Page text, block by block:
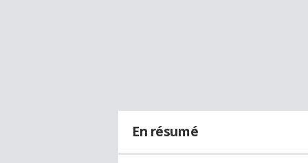
En résumé